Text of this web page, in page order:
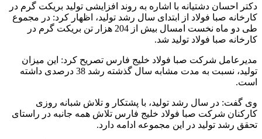
دکتر احسان دشتیانه با اشاره به روند افزایشی تولید بریکت گرم در
کارخانه صبا فولاد از ابتدای سال رشد تولید، اظهار کرد: در مجموع
طی دو ماه نخست امسال بیش از 204 هزار تن بریکت گرم در
کارخانه صبا فولاد تولید شد.
مدیرعامل شرکت صبا فولاد خلیج فارس تصریح کرد: این میزان
تولید، نسبت به مدت مشابه سال گذشته رشد 38 درصدی داشته
است.
وی گفت: در سال رشد تولید، با پشتکار و تلاش شبانه روزی
کارکنان شرکت صبا فولاد خلیج فارس تلاش همه جانبه در راستای
تحقق رشد تولید در این مجموعه ادامه دارد.